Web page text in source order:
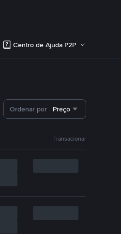
Centro de Ajuda P2P
Ordenar por Preço
Transacionar